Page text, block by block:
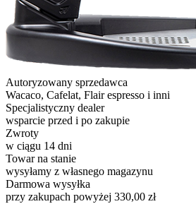
Autoryzowany sprzedawca
Wacaco, Cafelat, Flair espresso i inni
Specjalistyczny dealer
wsparcie przed i po zakupie
Zwroty
w ciągu 14 dni
Towar na stanie
wysyłamy z własnego magazynu
Darmowa wysyłka
przy zakupach powyżej 330,00 zł